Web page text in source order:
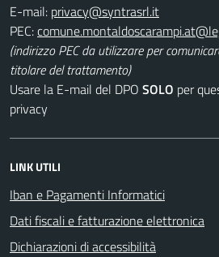
E-mail:
PEC:
(indirizzo PEC da utilizzare per
titolare del trattamento)
Usare la E-mail del DPO SOLO per
privacy
LINK UTILI
Iban e Pagamenti Informatici
Dati fiscali e fatturazione elettronica
Dichiarazioni di accessibilità